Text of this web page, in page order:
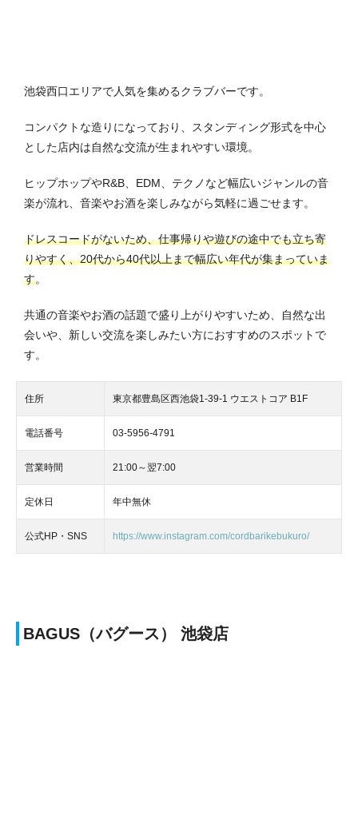
池袋西口エリアで人気を集めるクラブバーです。
コンパクトな造りになっており、スタンディング形式を中心
とした店内は自然な交流が生まれやすい環境。
ヒップホップやR&B、EDM、テクノなど幅広いジャンルの音
楽が流れ、音楽やお酒を楽しみながら気軽に過ごせます。
ドレスコードがないため、仕事帰りや遊びの途中でも立ち寄
りやすく、20代から40代以上まで幅広い年代が集まっていま
す。
共通の音楽やお酒の話題で盛り上がりやすいため、自然な出
会いや、新しい交流を楽しみたい方におすすめのスポットで
す。
住所 東京都豊島区西池袋1-39-1 ウエストコア B1F
電話番号 03-5956-4791
営業時間 21:00～翌7:00
定休日 年中無休
公式HP・SNS https://www.instagram.com/cordbarikebukuro/
BAGUS（バグース） 池袋店